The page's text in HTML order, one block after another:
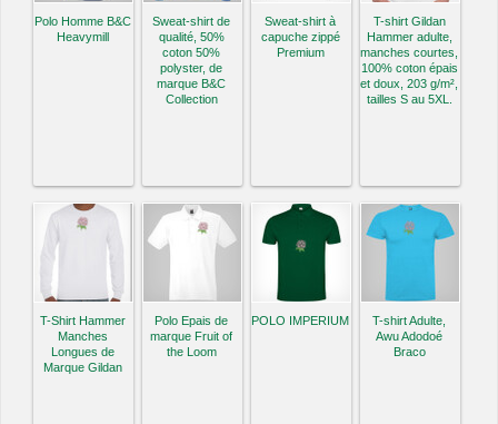
Polo Homme B&C
Heavymill
Sweat-shirt de
qualité, 50%
coton 50%
polyster, de
marque B&C
Collection
Sweat-shirt à
capuche zippé
Premium
T-shirt Gildan
Hammer adulte,
manches courtes,
100% coton épais
et doux, 203 g/m²,
tailles S au 5XL.
T-Shirt Hammer
Manches
Longues de
Marque Gildan
Polo Epais de
marque Fruit of
the Loom
POLO IMPERIUM
T-shirt Adulte,
Awu Adodoé
Braco